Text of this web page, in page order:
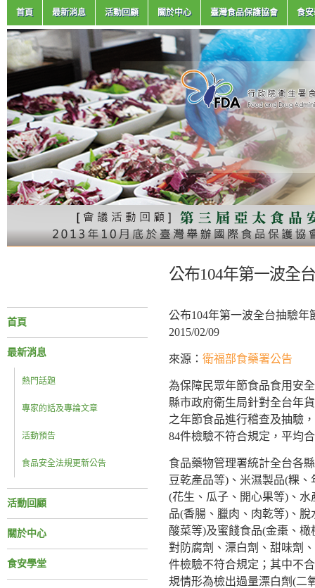
首頁 最新消息 活動回顧 關於中心 臺灣食品保護協會 食
公布104年第一波全
首頁
最新消息
熱門話題
專家的話及專論文章
活動預告
食品安全法規更新公告
活動回顧
關於中心
食安學堂
公布104年第一波全台抽驗
2015/02/09
來源： 衛福部食藥署公告
為保障民眾年節食品食用安
縣市政府衛生局針對全台年
之年節食品進行稽查及抽驗
84件檢驗不符合規定，平均
食品藥物管理署統計全台各
豆乾產品等)、米濕製品(粿
(花生、瓜子、開心果等)、
品(香腸、臘肉、肉乾等)、
酸菜等)及蜜餞食品(金棗、
對防腐劑、漂白劑、甜味劑
件檢驗不符合規定；其中不
規情形為檢出過量漂白劑(二